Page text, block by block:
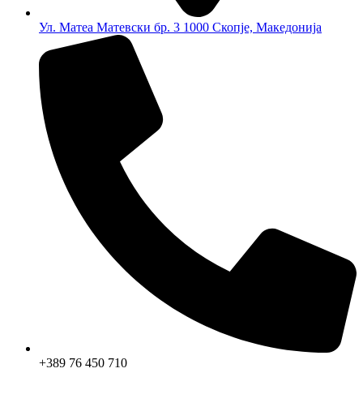
Ул. Матеа Матевски бр. 3 1000 Скопје, Македонија
+389 76 450 710